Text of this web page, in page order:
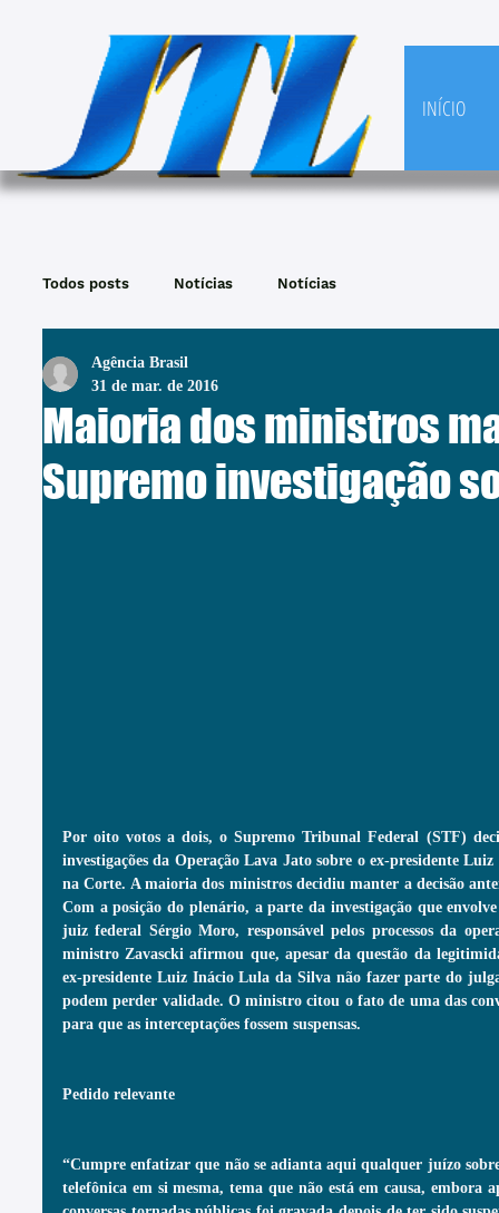
INÍCIO
Todos posts Notícias Notícias
Maioria dos ministros
Supremo investigação
Agência Brasil
31 de mar. de 2016
Por oito votos a dois, o Supremo Tribunal Federal (STF)
investigações da Operação Lava Jato sobre o ex-presidente
na Corte. A maioria dos ministros decidiu manter a decisão
Com a posição do plenário, a parte da investigação que
juiz federal Sérgio Moro, responsável pelos processos da
ministro Zavascki afirmou que, apesar da questão da
ex-presidente Luiz Inácio Lula da Silva não fazer parte do
podem perder validade. O ministro citou o fato de uma das
para que as interceptações fossem suspensas.
Pedido relevante
“Cumpre enfatizar que não se adianta aqui qualquer juízo
telefônica em si mesma, tema que não está em causa, embora